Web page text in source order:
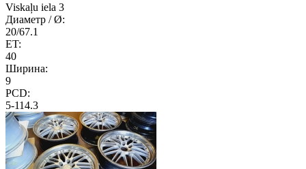
Viskaļu iela 3
Диаметр / Ø:
20/67.1
ET:
40
Ширина:
9
PCD:
5-114.3